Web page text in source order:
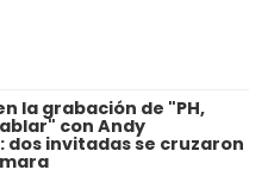
la grabación de "PH,
con Andy
dos invitadas se cruzaron